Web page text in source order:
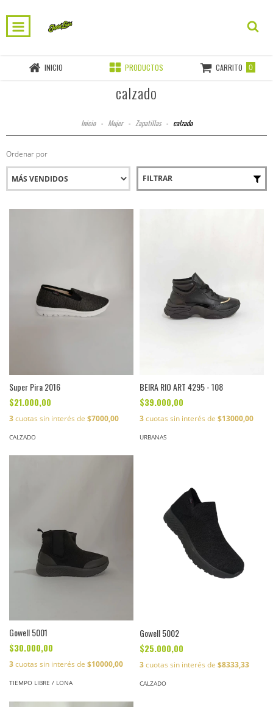
INICIO PRODUCTOS CARRITO 0
calzado
Inicio - Mujer - Zapatillas - calzado
Ordenar por
FILTRAR
Super Pira 2016
$21.000,00
3cuotas sin interés de $7000,00
CALZADO
BEIRA RIO ART 4295 - 108
$39.000,00
3cuotas sin interés de $13000,00
URBANAS
Gowell 5001
$30.000,00
3cuotas sin interés de $10000,00
TIEMPO LIBRE / LONA
Gowell 5002
$25.000,00
3cuotas sin interés de $8333,33
CALZADO